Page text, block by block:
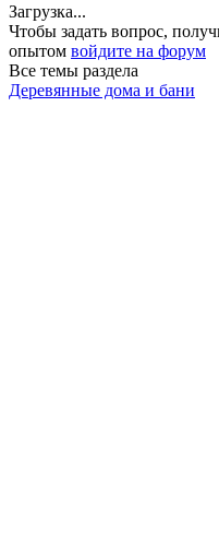
Загрузка...
Чтобы задать вопрос,
опытом войдите на форум
Все темы раздела
Деревянные дома и бани